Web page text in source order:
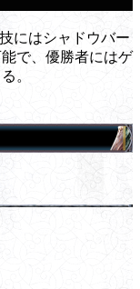
にはシャドウバー
で、優勝者にはゲ
。